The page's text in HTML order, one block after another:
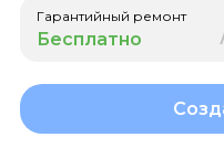
Гарантийный ремонт
Бесплатно